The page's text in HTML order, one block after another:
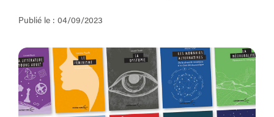
Publié le : 04/09/2023